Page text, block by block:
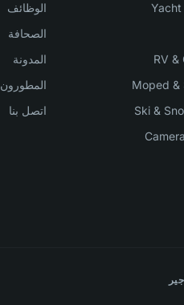
RV &
Moped &
Ski &
الوظائف
الصحافة
المدونة
المطورون
اتصل بنا